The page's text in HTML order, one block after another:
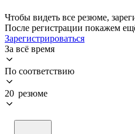
Чтобы видеть все резюме,
После регистрации покажем
Зарегистрироваться
За всё время
По соответствию
20 резюме